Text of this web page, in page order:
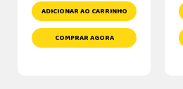
ADICIONAR AO CARRINHO
COMPRAR AGORA